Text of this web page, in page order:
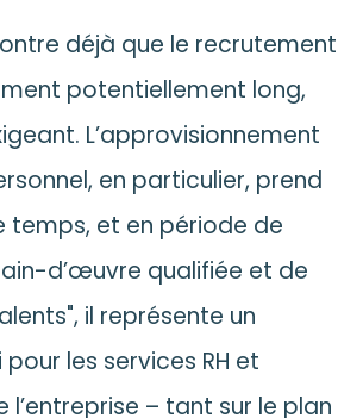
déjà que le recrutement
potentiellement long,
L’approvisionnement
en particulier, prend
temps, et en période de
d’œuvre qualifiée et de
il représente un
les services RH et
l’entreprise – tant sur le plan